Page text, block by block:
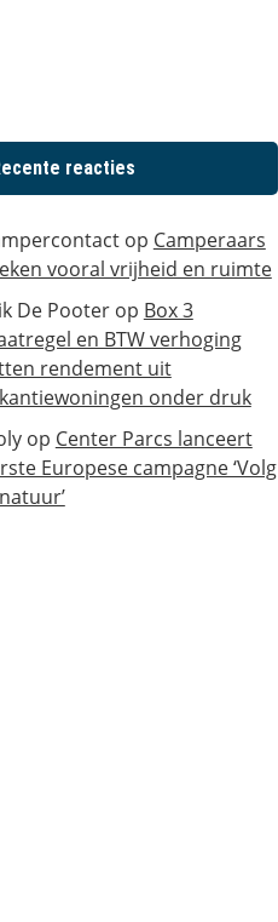
reacties
op Camperaars
vooral vrijheid en ruimte
De Pooterop Box 3
en BTW verhoging
rendement uit
onder druk
op Center Parcs lanceert
Europese campagne ‘Volg